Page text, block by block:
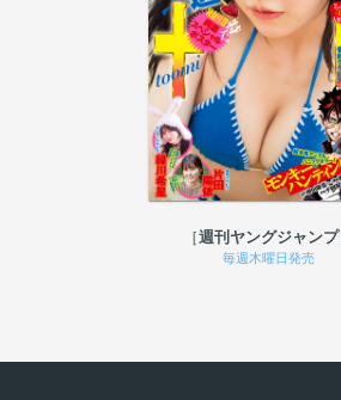
週刊ヤングジャンプ
毎週木曜日発売